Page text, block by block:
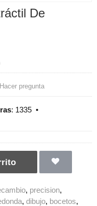
De
Hacer pregunta
: 1335 •
precision
dibujo bocetos